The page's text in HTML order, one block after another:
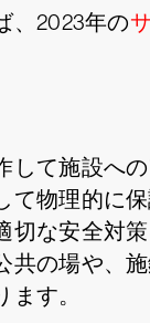
、2023年の
て施設へ
物理的に
な安全対
の場や、
す。